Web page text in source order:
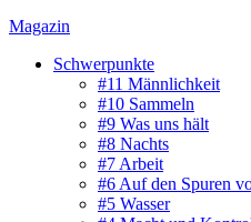
Magazin
Schwerpunkte
#11 Männlichkeit
#10 Sammeln
#9 Was uns hält
#8 Nachts
#7 Arbeit
#6 Auf den Spuren
#5 Wasser